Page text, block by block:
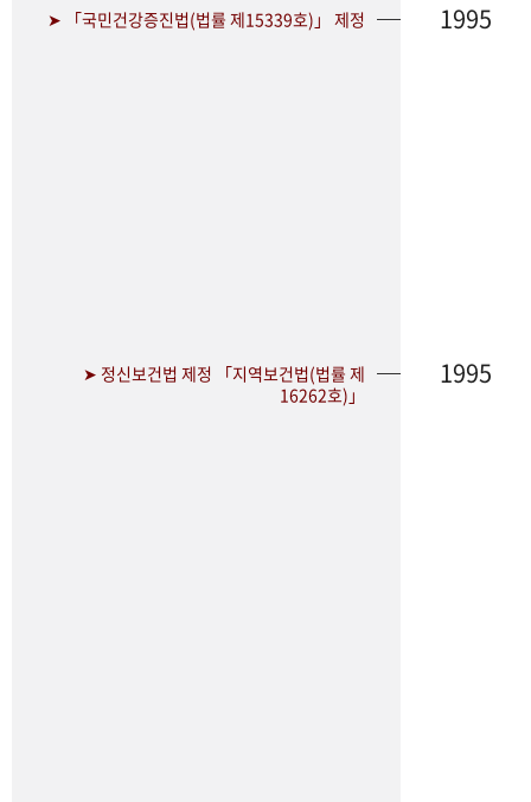
➤ 「국민건강증진법(법률 제15339호)」 제정 1995
➤ 정신보건법 제정 「지역보건법(법률 제
16262호)」
1995